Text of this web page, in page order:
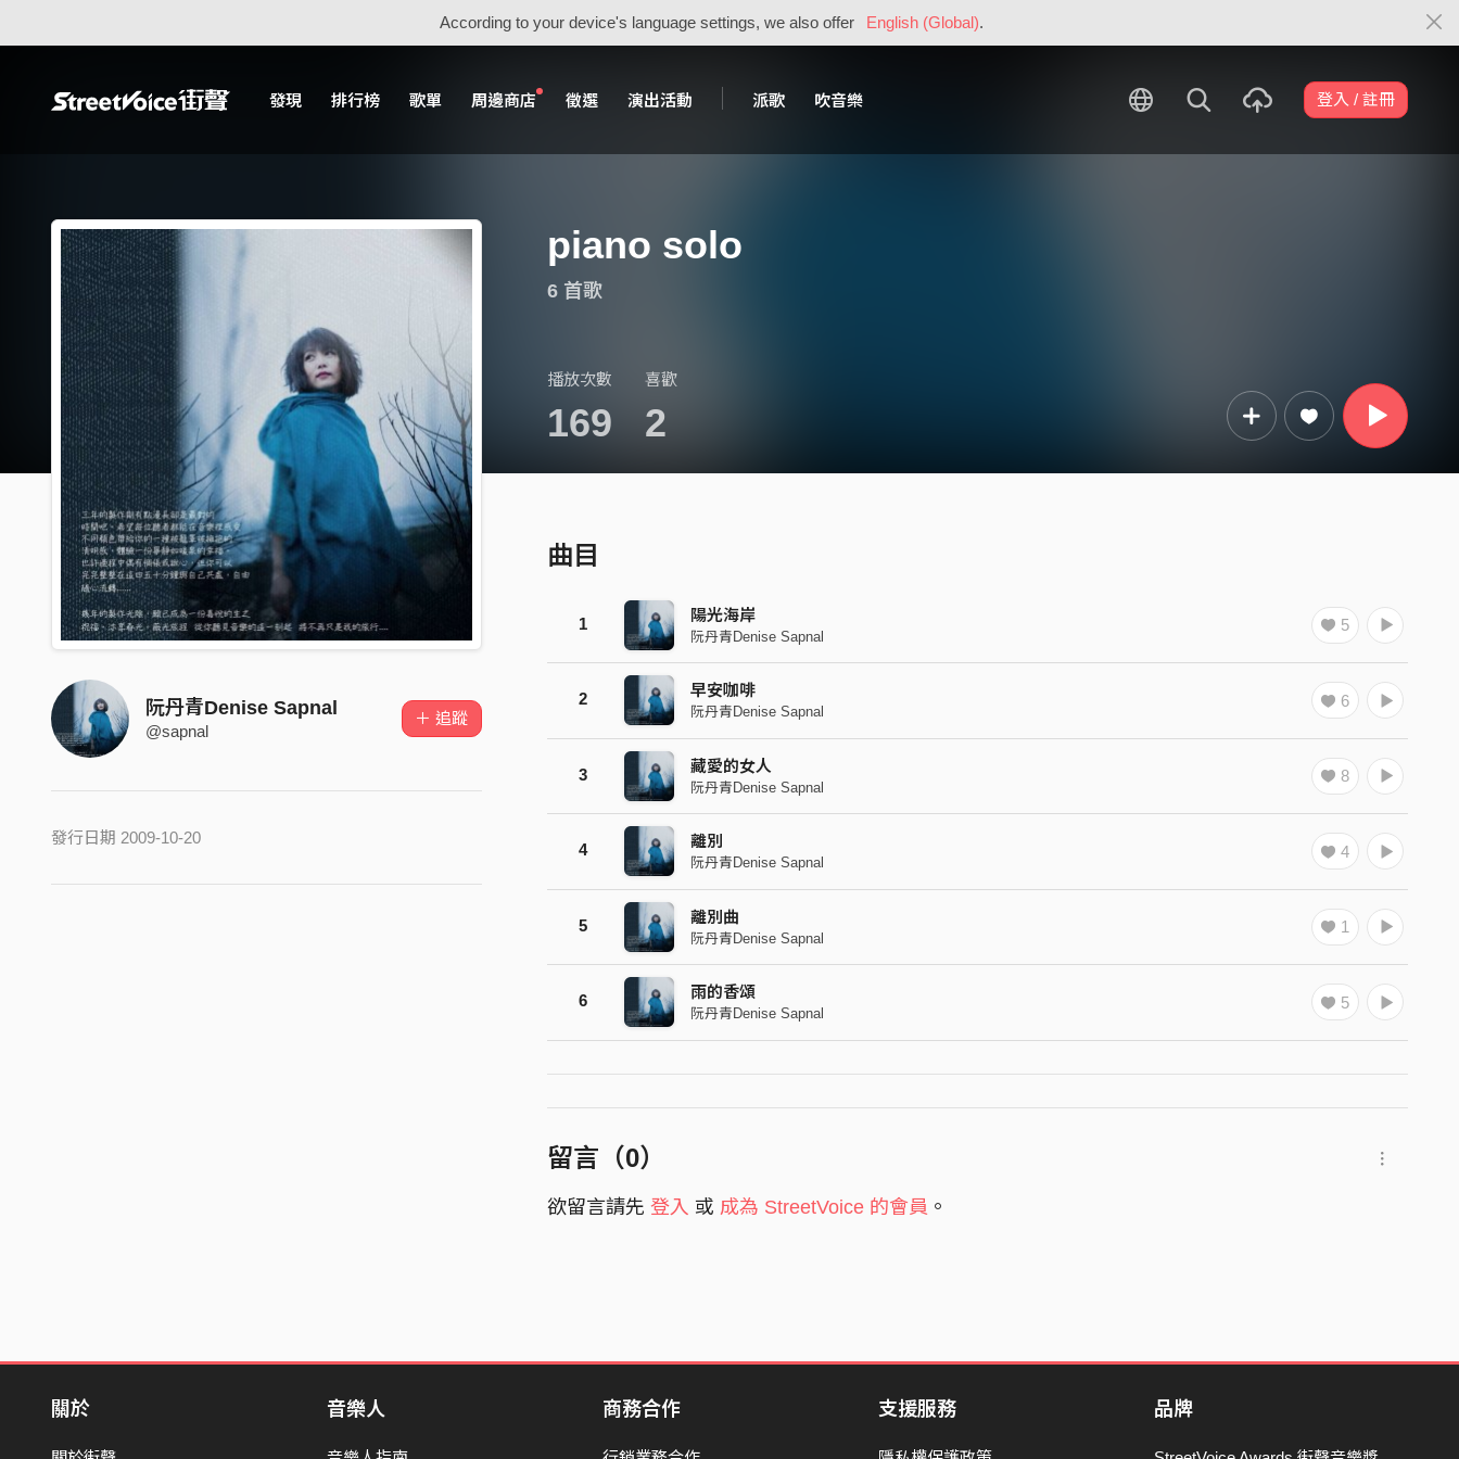
According to your device's language settings, we also offer English (Global).
發現 排行榜 歌單 周邊商店 徵選 演出活動 派歌 吹音樂 登入 / 註冊
piano solo
6 首歌
播放次數
169
喜歡
2
阮丹青Denise Sapnal
@sapnal
＋ 追蹤
發行日期 2009-10-20
曲目
1 陽光海岸
阮丹青Denise Sapnal
5
2 早安咖啡
阮丹青Denise Sapnal
6
3 藏愛的女人
阮丹青Denise Sapnal
8
4 離別
阮丹青Denise Sapnal
4
5 離別曲
阮丹青Denise Sapnal
1
6 雨的香頌
阮丹青Denise Sapnal
5
留言（0）
欲留言請先 登入 或 成為 StreetVoice 的會員 。
關於 音樂人 商務合作 支援服務 品牌